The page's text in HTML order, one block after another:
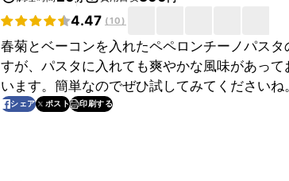
4.47 (10)
春菊とベーコンを入れたペペロンチーノパス
すが、パスタに入れても爽やかな風味があっ
います。簡単なのでぜひ試してみてくださいね。
シェア ポスト 印刷する